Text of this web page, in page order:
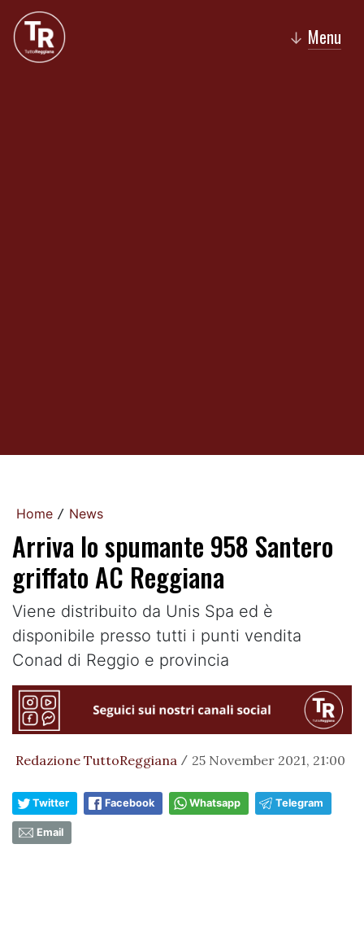
↓ Menu
Home / News
Arriva lo spumante 958 Santero
griffato AC Reggiana
Viene distribuito da Unis Spa ed è
disponibile presso tutti i punti vendita
Conad di Reggio e provincia
Redazione TuttoReggiana / 25 November 2021, 21:00
Twitter Facebook Whatsapp Telegram
Email